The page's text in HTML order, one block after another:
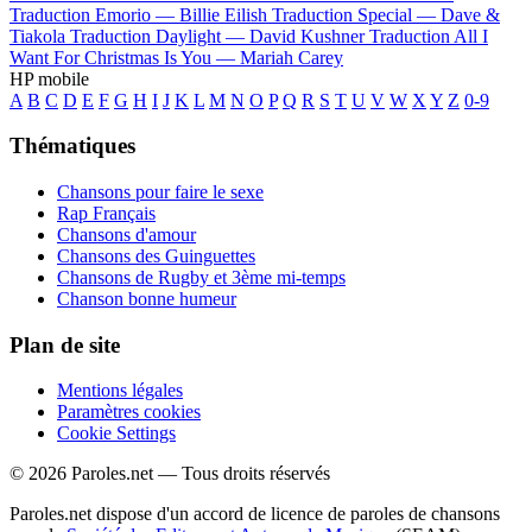
Traduction Emorio — Billie Eilish Traduction Special — Dave &
Tiakola Traduction Daylight — David Kushner Traduction All I
Want For Christmas Is You — Mariah Carey
HP mobile
A B C D E F G H I J K L M N O P Q R S T U V W X Y Z 0-9
Thématiques
Chansons pour faire le sexe
Rap Français
Chansons d'amour
Chansons des Guinguettes
Chansons de Rugby et 3ème mi-temps
Chanson bonne humeur
Plan de site
Mentions légales
Paramètres cookies
Cookie Settings
© 2026 Paroles.net — Tous droits réservés
Paroles.net dispose d'un accord de licence de paroles de chansons